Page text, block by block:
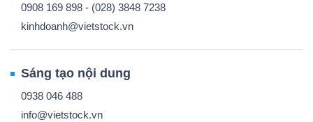
0908 169 898 - (028) 3848 7238
kinhdoanh@vietstock.vn
Sáng tạo nội dung
0938 046 488
info@vietstock.vn